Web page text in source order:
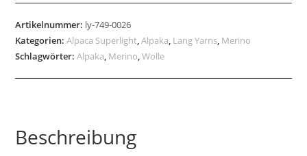
Artikelnummer: ly-749-0026
Kategorien:Alpaca Superlight ,Alpaka Lang Yarns Merino
Schlagwörter:Alpaka Merino ,Wolle
Beschreibung